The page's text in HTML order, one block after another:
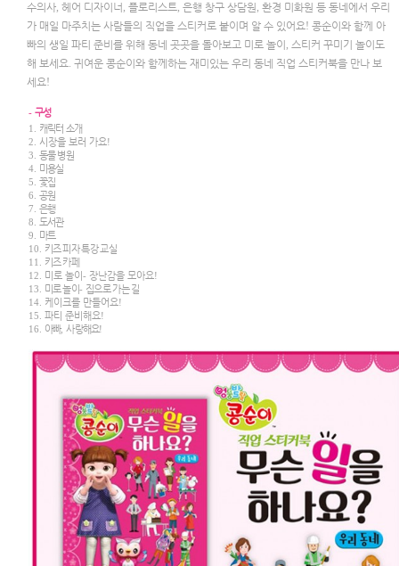
수의사, 헤어 디자이너 , 플로리스트, 은행 창구 상담원 , 환경 미화원 등 동네에서 우리
가 매일 마주치는 사람들의 직업을 스티커로 붙이며 알 수 있어요! 콩순이와 함께 아
빠의 생일 파티 준비를 위해 동네 곳곳을 돌아보고 미로 놀이 , 스티커 꾸미기 놀이도
해 보세요. 귀여운 콩순이와 함께하는 재미있는 우리 동네 직업 스티커북을 만나 보
세요!
- 구성
1. 캐릭터 소개
2. 시장을 보러 가요!
3. 동물 병원
4. 미용실
5. 꽃집
6. 공원
7. 은행
8. 도서관
9. 마트
10. 키즈 피자 특강 교실
11. 키즈 카페
12. 미로 놀이 - 장난감을 모아요!
13.
미로 놀이- 집으로 가는 길
14. 케이크를 만들어요!
15. 파티 준비해요!
16.
아빠,사랑해요!